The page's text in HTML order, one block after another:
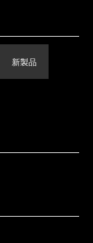
新製品